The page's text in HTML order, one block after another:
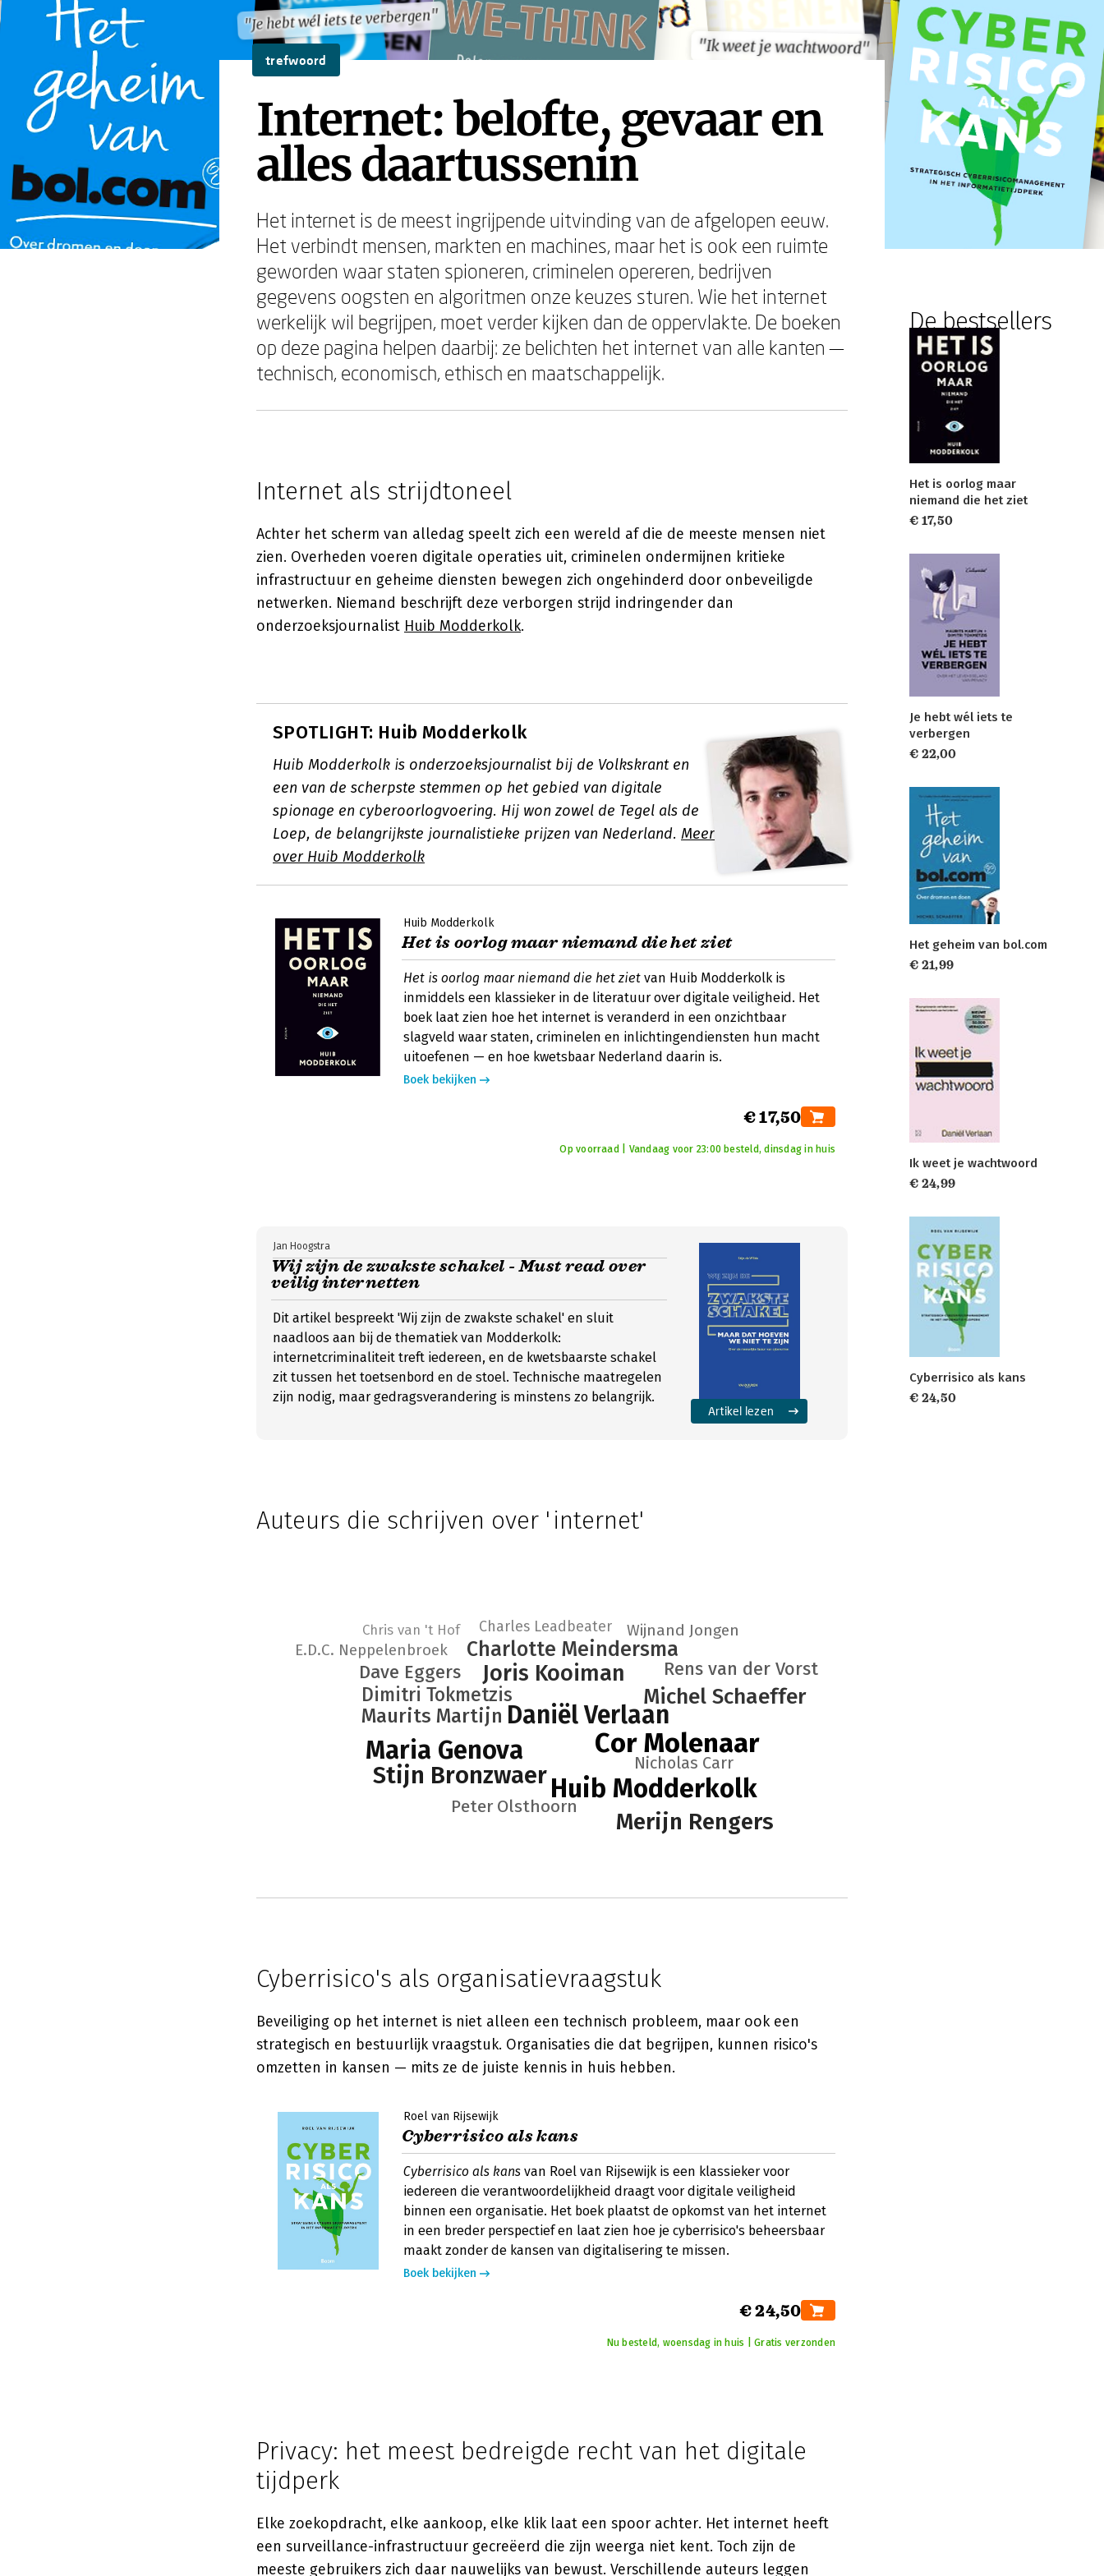
"Je hebt wél iets te verbergen"
"Ik weet je wachtwoord"
"Je hebt wél iets te verbergen"
"Ik weet je wachtwoord"
trefwoord
Internet: belofte, gevaar en
alles daartussenin
Het internet is de meest ingrijpende uitvinding van de afgelopen eeuw.
Het verbindt mensen, markten en machines, maar het is ook een ruimte
geworden waar staten spioneren, criminelen opereren, bedrijven
gegevens oogsten en algoritmen onze keuzes sturen. Wie het internet
werkelijk wil begrijpen, moet verder kijken dan de oppervlakte. De boeken
op deze pagina helpen daarbij: ze belichten het internet van alle kanten —
technisch, economisch, ethisch en maatschappelijk.
Internet als strijdtoneel
Achter het scherm van alledag speelt zich een wereld af die de meeste mensen niet
zien. Overheden voeren digitale operaties uit, criminelen ondermijnen kritieke
infrastructuur en geheime diensten bewegen zich ongehinderd door onbeveiligde
netwerken. Niemand beschrijft deze verborgen strijd indringender dan
onderzoeksjournalist Huib Modderkolk.
SPOTLIGHT: Huib Modderkolk
Huib Modderkolk is onderzoeksjournalist bij de Volkskrant en
een van de scherpste stemmen op het gebied van digitale
spionage en cyberoorlogvoering. Hij won zowel de Tegel als de
Loep, de belangrijkste journalistieke prijzen van Nederland. Meer
over Huib Modderkolk
Huib Modderkolk
Het is oorlog maar niemand die het ziet
Het is oorlog maar niemand die het ziet van Huib Modderkolk is
inmiddels een klassieker in de literatuur over digitale veiligheid. Het
boek laat zien hoe het internet is veranderd in een onzichtbaar
slagveld waar staten, criminelen en inlichtingendiensten hun macht
uitoefenen — en hoe kwetsbaar Nederland daarin is.
Boek bekijken
€ 17,50
Op voorraad | Vandaag voor 23:00 besteld, dinsdag in huis
Wij zijn de zwakste schakel - Must read over
veilig internetten
Jan Hoogstra
Dit artikel bespreekt 'Wij zijn de zwakste schakel' en sluit
naadloos aan bij de thematiek van Modderkolk:
internetcriminaliteit treft iedereen, en de kwetsbaarste schakel
zit tussen het toetsenbord en de stoel. Technische maatregelen
zijn nodig, maar gedragsverandering is minstens zo belangrijk.
Artikel lezen
Auteurs die schrijven over 'internet'
Cor Molenaar
Huib Modderkolk
Maria Genova
Daniël Verlaan
Stijn Bronzwaer
Merijn Rengers
Joris Kooiman
Michel Schaeffer
Charlotte Meindersma
Maurits Martijn
Dimitri Tokmetzis
Dave Eggers Rens van der Vorst
Peter Olsthoorn
Nicholas Carr
Wijnand Jongen
E.D.C. Neppelenbroek
Charles Leadbeater
Chris van 't Hof
Cyberrisico's als organisatievraagstuk
Beveiliging op het internet is niet alleen een technisch probleem, maar ook een
strategisch en bestuurlijk vraagstuk. Organisaties die dat begrijpen, kunnen risico's
omzetten in kansen — mits ze de juiste kennis in huis hebben.
Roel van Rijsewijk
Cyberrisico als kans
Cyberrisico als kans van Roel van Rijsewijk is een klassieker voor
iedereen die verantwoordelijkheid draagt voor digitale veiligheid
binnen een organisatie. Het boek plaatst de opkomst van het internet
in een breder perspectief en laat zien hoe je cyberrisico's beheersbaar
maakt zonder de kansen van digitalisering te missen.
Boek bekijken
€ 24,50
Nu besteld, woensdag in huis | Gratis verzonden
Privacy: het meest bedreigde recht van het digitale
tijdperk
Elke zoekopdracht, elke aankoop, elke klik laat een spoor achter. Het internet heeft
een surveillance-infrastructuur gecreëerd die zijn weerga niet kent. Toch zijn de
meeste gebruikers zich daar nauwelijks van bewust. Verschillende auteurs leggen
De bestsellers
Het is oorlog maar
niemand die het ziet
€ 17,50
Je hebt wél iets te
verbergen
€ 22,00
Het geheim van bol.com
€ 21,99
Ik weet je wachtwoord
€ 24,99
Cyberrisico als kans
€ 24,50